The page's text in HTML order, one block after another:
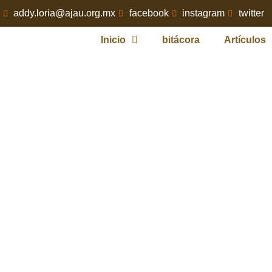
addy.loria@ajau.org.mx facebook instagram twitter
Inicio bitácora Artículos